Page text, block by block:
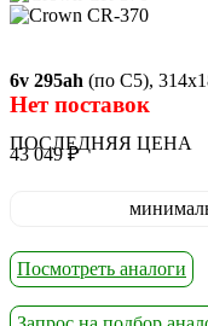
6v 295ah (по C5),
Нет поставок
ПОСЛЕДНЯЯ ЦЕНА
43 049₽
Посмотреть аналоги